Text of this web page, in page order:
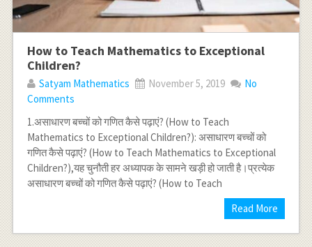
How to Teach Mathematics to Exceptional
Children?
Satyam Mathematics November 5, 2019
No
Comments
1.असाधारण बच्चों को गणित कैसे पढ़ाएं? (How to Teach
Mathematics to Exceptional Children?): असाधारण बच्चों को
गणित कैसे पढ़ाएं? (How to Teach Mathematics to Exceptional
Children?),यह चुनौती हर अध्यापक के सामने खड़ी हो जाती है।प्रत्येक
असाधारण बच्चों को गणित कैसे पढ़ाएं? (How to Teach
Read More